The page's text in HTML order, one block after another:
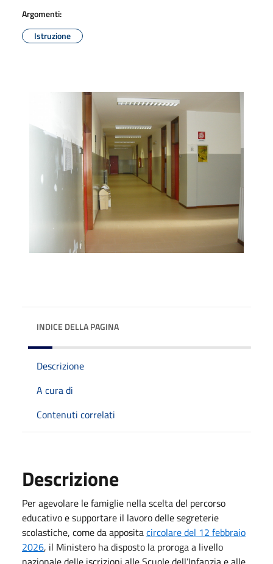
Argomenti:
Istruzione
INDICE DELLA PAGINA
Descrizione
A cura di
Contenuti correlati
Descrizione
Per agevolare le famiglie nella scelta del percorso
educativo e supportare il lavoro delle segreterie
scolastiche, come da appositacircolare del 12 febbraio
2026, il Ministero ha disposto la proroga a livello